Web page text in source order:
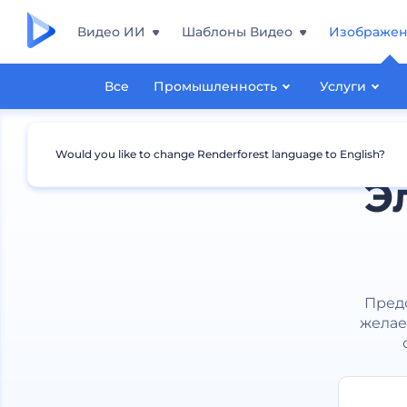
Видео ИИ Шаблоны Видео
Все Промышленность Услуги
Would you like to change Renderforest language to English?